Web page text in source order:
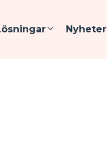
Nyheter